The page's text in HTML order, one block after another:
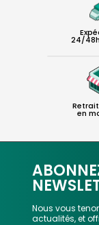
24/
en
Nous vous
actualités, et